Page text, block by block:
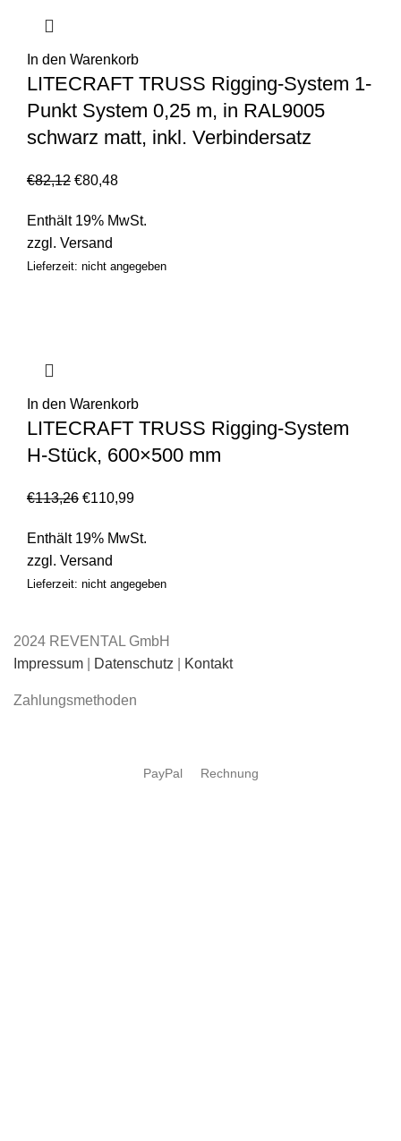
In den Warenkorb
LITECRAFT TRUSS Rigging-System 1-
Punkt System 0,25 m, in RAL9005
schwarz matt, inkl. Verbindersatz
€82,12 €80,48
Enthält 19% MwSt.
zzgl. Versand
Lieferzeit: nicht angegeben
In den Warenkorb
LITECRAFT TRUSS Rigging-System
H-Stück, 600×500 mm
€113,26 €110,99
Enthält 19% MwSt.
zzgl. Versand
Lieferzeit: nicht angegeben
2024 REVENTAL GmbH
Impressum
Datenschutz Kontakt
Zahlungsmethoden
PayPal Rechnung